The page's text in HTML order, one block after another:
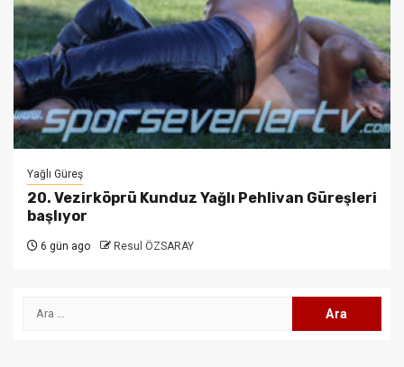
Yağlı Güreş
20. Vezirköprü Kunduz Yağlı Pehlivan Güreşleri
başlıyor
6 gün ago Resul ÖZSARAY
Arama: